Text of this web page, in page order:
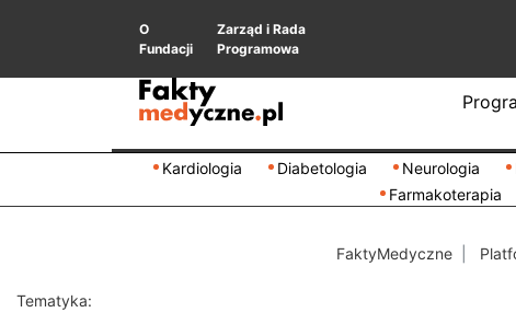
O
Fundacji
Zarząd i Rada
Programowa
Kardiologia Diabetologia Neurologia
Farmakoterapia
FaktyMedyczne
Tematyka: